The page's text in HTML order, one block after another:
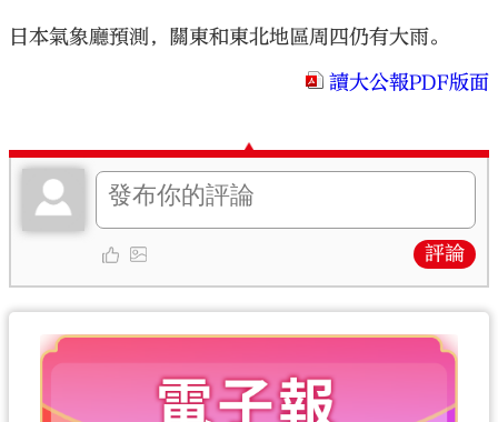
日本氣象廳預測，關東和東北地區周四仍有大雨。
讀大公報PDF版面
評論